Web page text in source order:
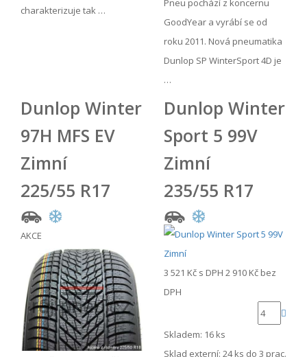
charakterizuje tak …
Pneu pochází z koncernu
GoodYear a vyrábí se od
roku 2011. Nová pneumatika
Dunlop SP WinterSport 4D je
…
Dunlop Winter
97H MFS EV
Zimní
225/55 R17
AKCE
Dunlop Winter
Sport 5 99V
Zimní
235/55 R17
3 521 Kč s DPH 2 910 Kč bez
DPH
Skladem: 16 ks
Sklad externí: 24 ks do 3 prac.